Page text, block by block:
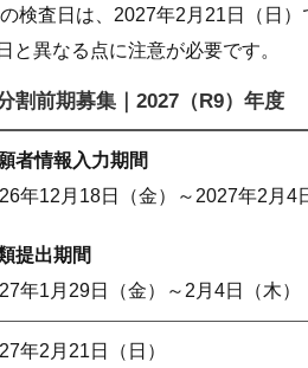
検査日は、2027年2月21日（日
異なる点に注意が必要です。
割前期募集｜2027（R9）年度
者情報入力期間
年12月18日（金）～2027年2月4
提出期間
年1月29日（金）～2月4日（木）
年2月21日（日）